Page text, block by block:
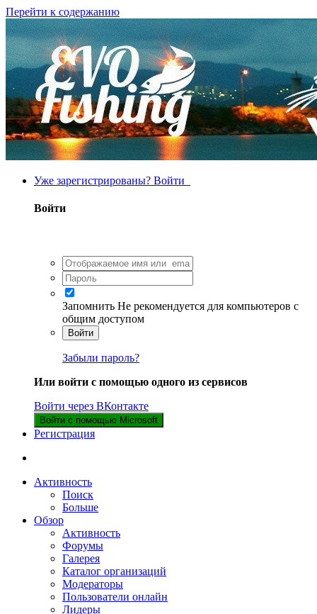
Перейти к содержанию
Уже зарегистрированы? Войти
Войти
Запомнить Не рекомендуется для компьютеров с
общим доступом
Войти
Забыли пароль?
Или войти с помощью одного из сервисов
Войти через ВКонтакте
Войти с помощью Microsoft
Регистрация
Активность
Поиск
Больше
Обзор
Активность
Форумы
Галерея
Каталог организаций
Модераторы
Пользователи онлайн
Лидеры